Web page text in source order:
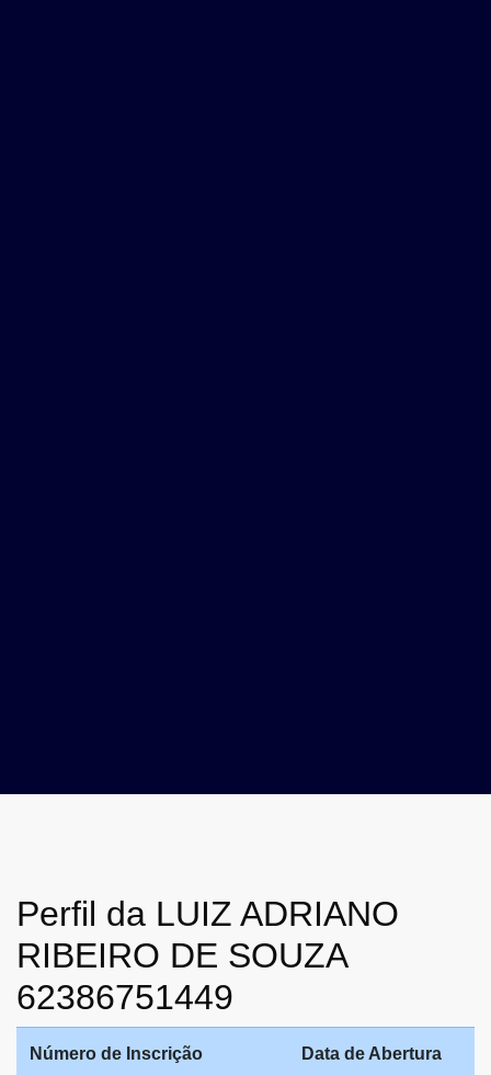
Perfil da LUIZ ADRIANO
RIBEIRO DE SOUZA
62386751449
Número de Inscrição Data de Abertura